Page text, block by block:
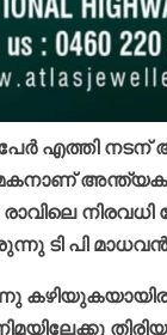
എത്തി നടന്
നിരവധി
ടി പി